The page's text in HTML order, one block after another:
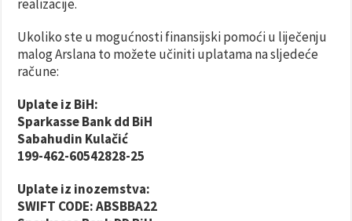
realizacije.
Ukoliko ste u mogućnosti finansijski pomoći u liječenju
malog Arslana to možete učiniti uplatama na sljedeće
račune:
Uplate iz BiH:
Sparkasse Bank dd BiH
Sabahudin Kulačić
199-462-60542828-25
Uplate iz inozemstva:
SWIFT CODE: ABSBBA22